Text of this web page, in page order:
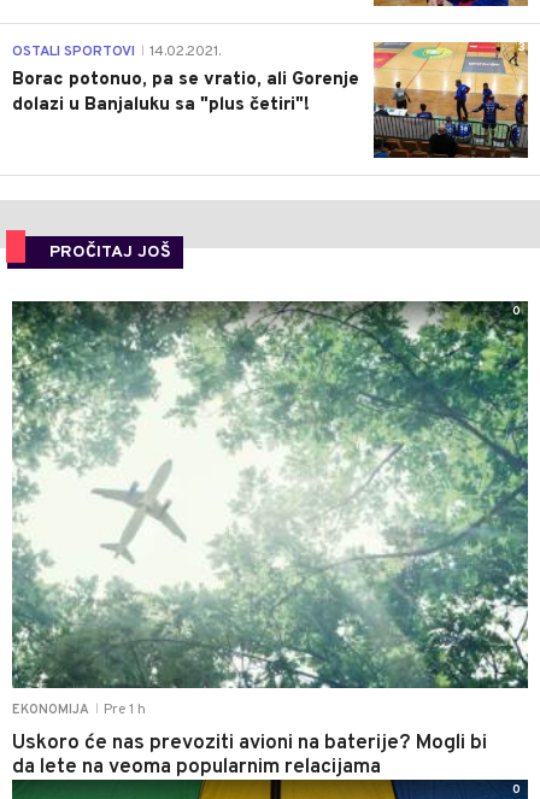
3
OSTALI SPORTOVI 14.02.2021.
Borac potonuo, pa se vratio, ali Gorenje
dolazi u Banjaluku sa "plus četiri"!
PROČITAJ JOŠ
EKONOMIJA Pre 1 h
Uskoro će nas prevoziti avioni na baterije? Mogli bi
da lete na veoma popularnim relacijama
0
0